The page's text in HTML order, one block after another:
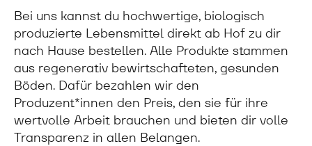
Bei uns kannst du hochwertige, biologisch
produzierte Lebensmittel direkt ab Hof zu dir
nach Hause bestellen. Alle Produkte stammen
aus regenerativ bewirtschafteten, gesunden
Böden. Dafür bezahlen wir den
Produzent*innen den Preis, den sie für ihre
wertvolle Arbeit brauchen und bieten dir volle
Transparenz in allen Belangen.